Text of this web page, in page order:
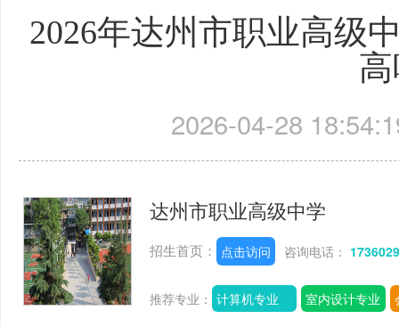
2026年达州市职业高级
2026-04-28
达州市职业高级中学
招生首页： 点击访问 咨询电话：
推荐专业： 计算机专业 室内设计专业